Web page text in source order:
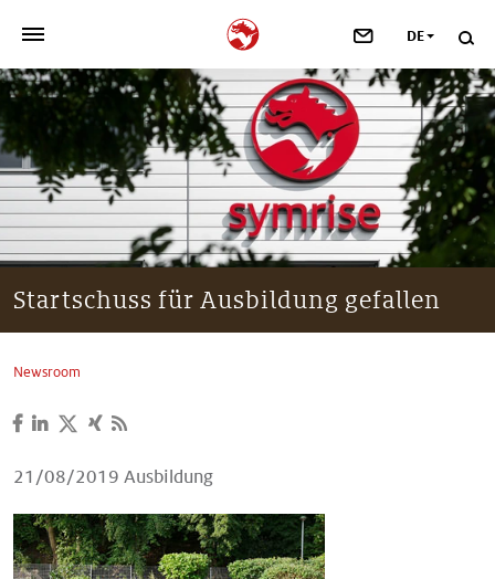
UNSER UNTERNEHMEN >
NEWSROOM >
INVESTOREN >
>
IHRE KARRIERE >
Unsere Geschichten
DE
Startschuss für Ausbildung gefallen
Newsroom
21/08/2019 Ausbildung